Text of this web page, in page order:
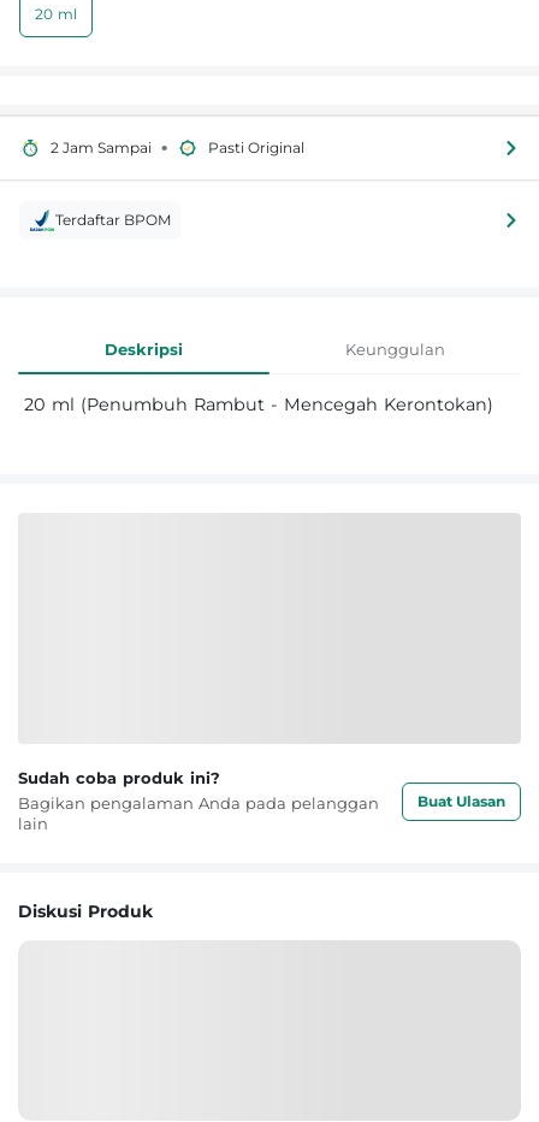
20 ml
2 Jam Sampai • Pasti Original
Terdaftar BPOM
Informasi Produk
Deskripsi Keunggulan
20 ml (Penumbuh Rambut - Mencegah Kerontokan)
Sudah coba produk ini?
Bagikan pengalaman Anda pada pelanggan
lain
Buat Ulasan
Diskusi Produk